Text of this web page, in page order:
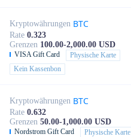
Kryptowährungen BTC
Rate 0.323
Grenzen 100.00-2,000.00 USD
VISA Gift Card
Physische Karte
Kein Kassenbon
Kryptowährungen BTC
Rate 0.632
Grenzen 50.00-1,000.00 USD
Nordstrom Gift Card
Physische Karte